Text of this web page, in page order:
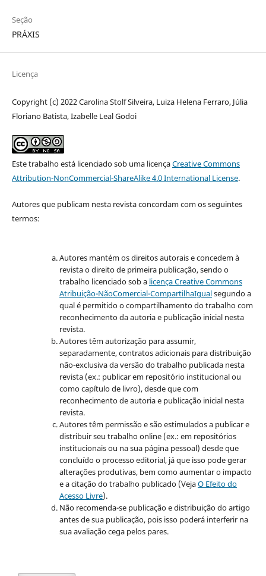
Seção
PRÁXIS
Licença
Copyright (c) 2022 Carolina Stolf Silveira, Luiza Helena Ferraro, Júlia
Floriano Batista, Izabelle Leal Godoi
Este trabalho está licenciado sob uma licençaCreative Commons
Attribution-NonCommercial-ShareAlike 4.0 International License.
Autores que publicam nesta revista concordam com os seguintes
termos:
Autores mantém os direitos autorais e concedem à
revista o direito de primeira publicação, sendo o
trabalho licenciado sob a licença Creative Commons
Atribuição-NãoComercial-CompartilhaIgualsegundo a
qual é permitido o compartilhamento do trabalho com
reconhecimento da autoria e publicação inicial nesta
revista.
Autores têm autorização para assumir,
separadamente, contratos adicionais para distribuição
não-exclusiva da versão do trabalho publicada nesta
revista (ex.: publicar em repositório institucional ou
como capítulo de livro), desde que com
reconhecimento de autoria e publicação inicial nesta
revista.
Autores têm permissão e são estimulados a publicar e
distribuir seu trabalho online (ex.: em repositórios
institucionais ou na sua página pessoal) desde que
concluído o processo editorial, já que isso pode gerar
alterações produtivas, bem como aumentar o impacto
e a citação do trabalho publicado (VejaO Efeito do
Acesso Livre).
Não recomenda-se publicação e distribuição do artigo
antes de sua publicação, pois isso poderá interferir na
sua avaliação cega pelos pares.